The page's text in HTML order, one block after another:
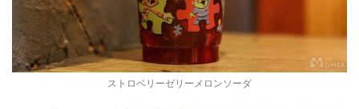
ストロベリーゼリーメロンソーダ